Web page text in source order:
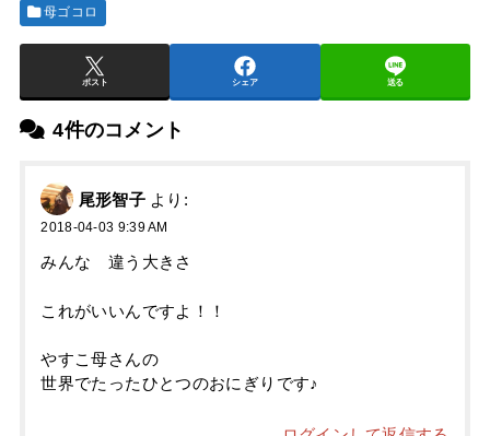
母ゴコロ
ポスト シェア 送る
4件のコメント
尾形智子 より:
2018-04-03 9:39 AM
みんな 違う大きさ
これがいいんですよ！！
やすこ母さんの
世界でたったひとつのおにぎりです♪